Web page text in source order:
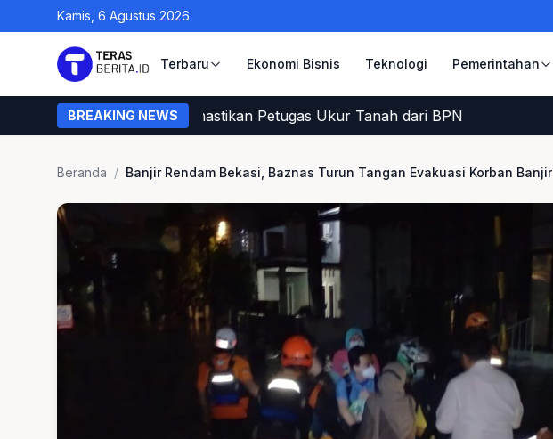
Kamis, 6 Agustus 2026
Terbaru Ekonomi Bisnis Teknologi Pemerintahan
BREAKING NEWS
Begini Cara Warga Memastikan Petugas Ukur Tanah dari BPN
Beranda / Banjir Rendam Bekasi, Baznas Turun Tangan Evakuasi Korban Banjir